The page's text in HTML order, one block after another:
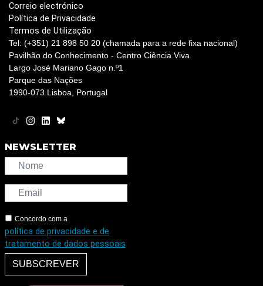
Correio electrónico
Política de Privacidade
Termos de Utilização
Tel: (+351) 21 898 50 20 (chamada para a rede fixa nacional)
Pavilhão do Conhecimento - Centro Ciência Viva
Largo José Mariano Gago n.º1
Parque das Nações
1990-073 Lisboa, Portugal
NEWSLETTER
Concordo com a
política de privacidade e de
tratamento de dados pessoais
SUBSCREVER